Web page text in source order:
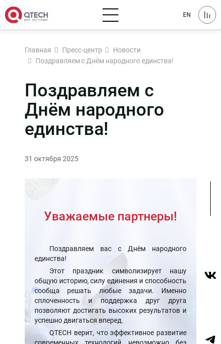
EN
Главная Пресс-центр
Новости
Поздравляем с Днём народного единства!
Поздравляем с
Днём народного
единства!
31 октября 2025
Уважаемые партнеры!
Поздравляем вас с Днём народного
единства!
Этот праздник символизирует нашу
общую историю, силу единения и способность
сообща решать любые задачи. Именно
сплоченность и поддержка друг друга
позволяют достигать высоких результатов и
успешно двигаться вперед.
QTECH верит, что эффективное развитие